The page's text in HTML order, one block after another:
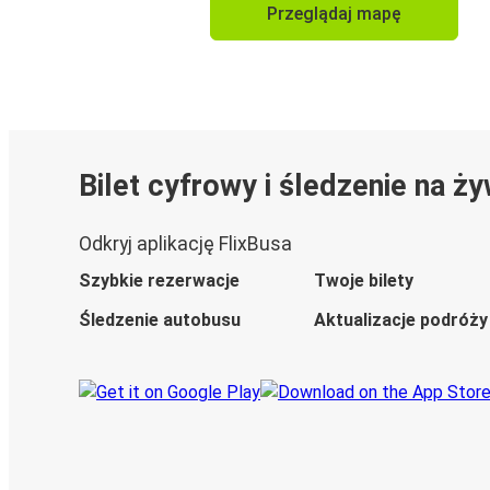
Przeglądaj mapę
Bilet cyfrowy i śledzenie na
Odkryj aplikację FlixBusa
Szybkie rezerwacje
Twoje bilety
Śledzenie autobusu
Aktualizacje podróży